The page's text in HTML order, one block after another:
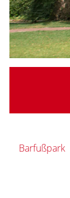
Barfußpark